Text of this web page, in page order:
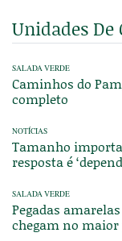
Unidades De
SALADA VERDE
Caminhos do
completo
NOTÍCIAS
Tamanho
resposta é
SALADA VERDE
Pegadas
chegam no maior